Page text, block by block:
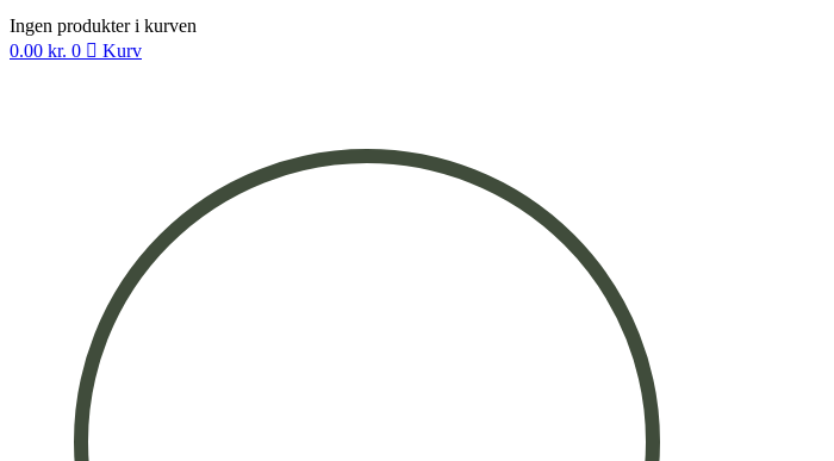
Ingen produkter i kurven
0.00 kr. 0 Kurv